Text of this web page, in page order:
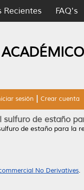
Recientes FAQ's
sesión Crear cuenta
de estaño
de estaño para la
No Derivatives.